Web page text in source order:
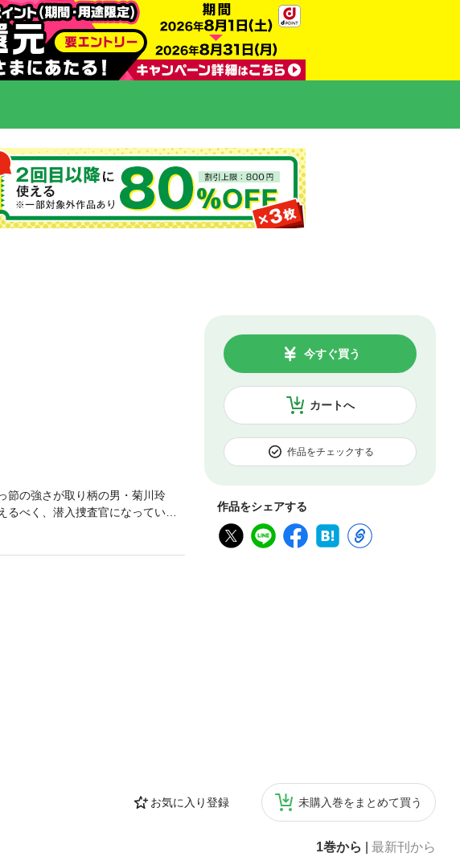
カートへ
今すぐ買う
作品をチェックする
作品をシェアする
お気に入り登録 未購入巻をまとめて買う
1巻から 最新刊から
節の強さが取り柄の男・菊川玲
るべく、潜入捜査官になってい
幹部から直参の条件として、菊
かれたことが分かった。菊川は
て映画公開予定の、『週刊ビッグ